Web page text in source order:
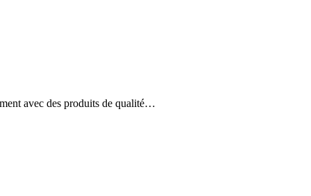
avec des produits de qualité…